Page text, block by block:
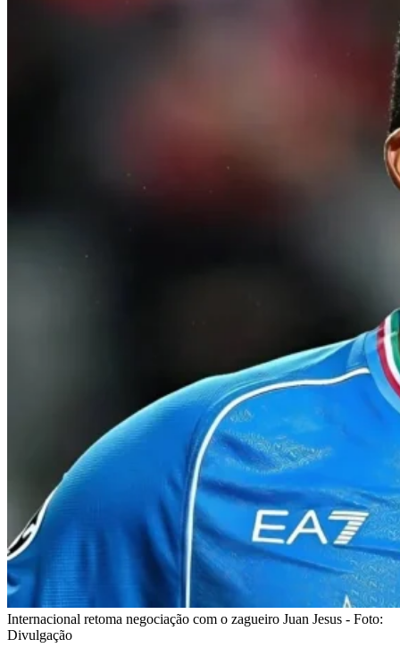
Internacional retoma negociação com o zagueiro Juan Jesus - Foto:
Divulgação